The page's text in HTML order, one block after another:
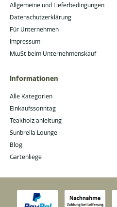
Allgemeine und Lieferbedingungen
Datenschutzerklärung
Für Unternehmen
Impressum
MwSt beim Unternehmenskauf
Informationen
Alle Kategorien
Einkaufssonntag
Teakholz anleitung
Sunbrella Lounge
Blog
Gartenliege